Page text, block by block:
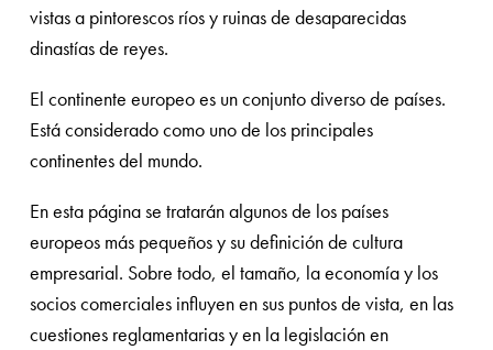
vistas a pintorescos ríos y ruinas de desaparecidas
dinastías de reyes.
El continente europeo es un conjunto diverso de países.
Está considerado como uno de los principales
continentes del mundo.
En esta página se tratarán algunos de los países
europeos más pequeños y su definición de cultura
empresarial. Sobre todo, el tamaño, la economía y los
socios comerciales influyen en sus puntos de vista, en las
cuestiones reglamentarias y en la legislación en